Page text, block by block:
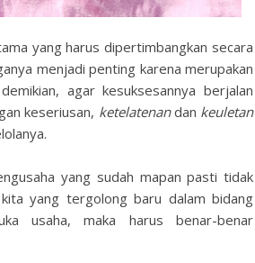
yang harus dipertimbangkan secara
menjadi penting karena merupakan
agar kesuksesannya berjalan
keseriusan, ketelatenandan keuletan
yang sudah mapan pasti tidak
yang tergolong baru dalam bidang
usaha, maka harus benar-benar